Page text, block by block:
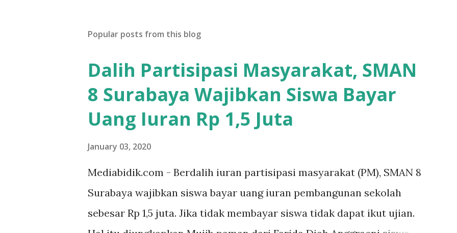
Popular posts from this blog
Dalih Partisipasi Masyarakat, SMAN
8 Surabaya Wajibkan Siswa Bayar
Uang Iuran Rp 1,5 Juta
January 03, 2020
Mediabidik.com - Berdalih iuran partisipasi masyarakat (PM), SMAN 8
Surabaya wajibkan siswa bayar uang iuran pembangunan sekolah
sebesar Rp 1,5 juta. Jika tidak membayar siswa tidak dapat ikut ujian.